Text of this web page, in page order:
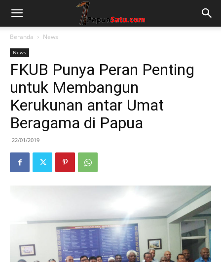
Beranda News
News
FKUB Punya Peran Penting
untuk Membangun
Kerukunan antar Umat
Beragama di Papua
22/01/2019